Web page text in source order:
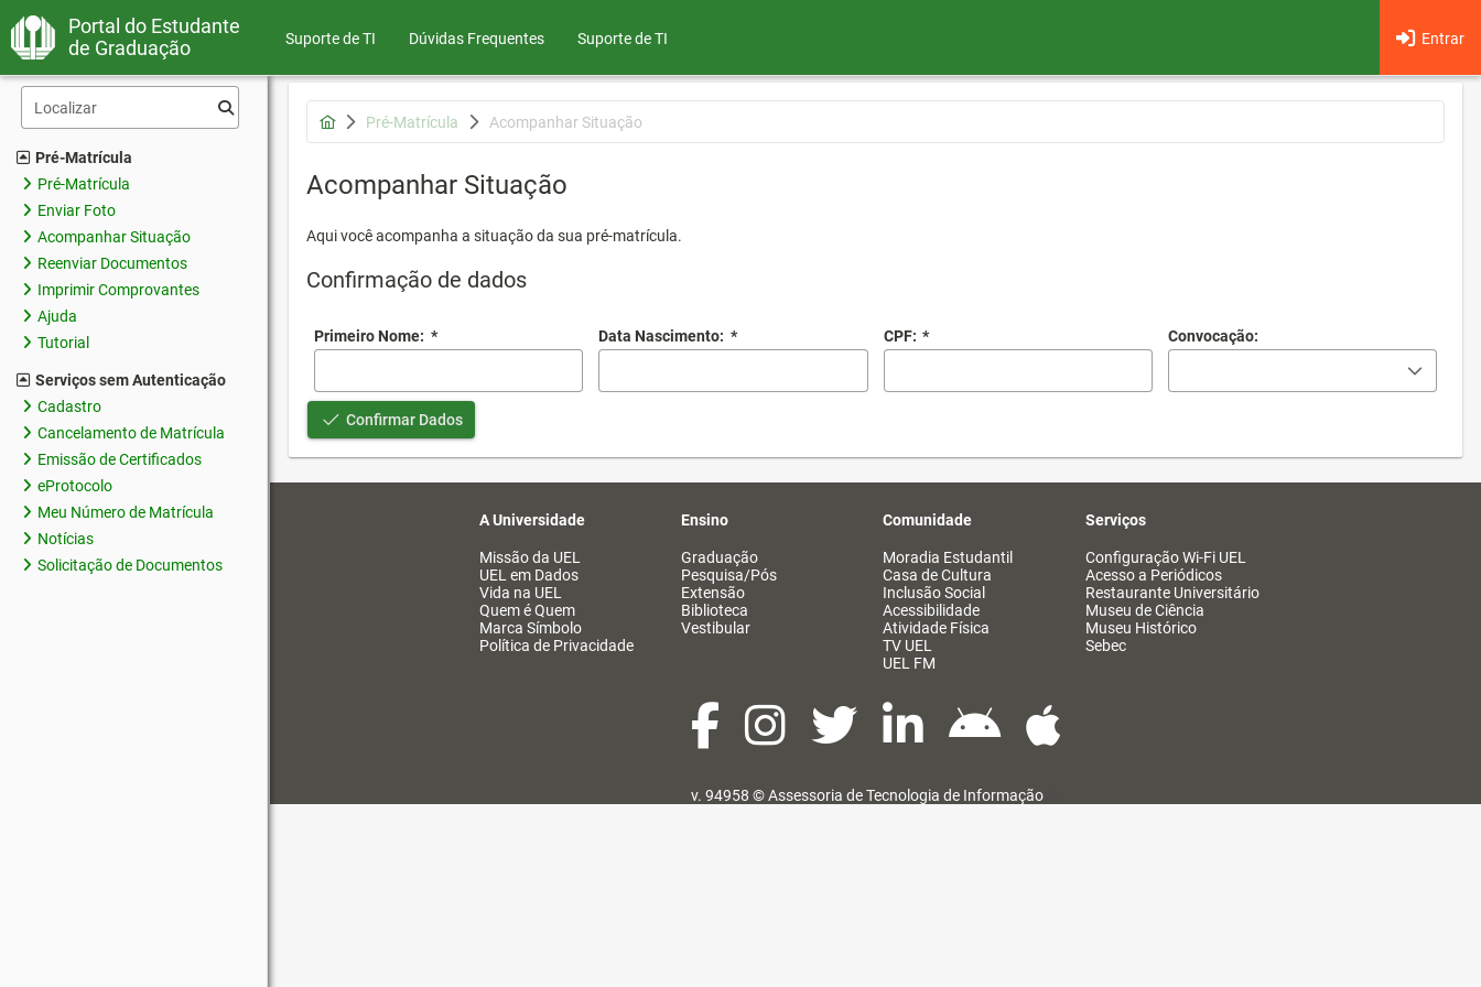
Portal do Estudante
de Graduação
Suporte de TI Dúvidas Frequentes Entrar
Suporte de TI
Pré-Matrícula
Pré-Matrícula
Enviar Foto
Acompanhar Situação
Reenviar Documentos
Imprimir Comprovantes
Ajuda
Tutorial
Serviços sem Autenticação
Cadastro
Cancelamento de Matrícula
Emissão de Certificados
eProtocolo
Meu Número de Matrícula
Notícias
Solicitação de Documentos
Pré-Matrícula Acompanhar Situação
Acompanhar Situação
Aqui você acompanha a situação da sua pré-matrícula.
Confirmação de dados
Primeiro Nome: * Data Nascimento: * CPF: * Convocação:
Confirmar Dados
A Universidade
Missão da UEL
UEL em Dados
Vida na UEL
Quem é Quem
Marca Símbolo
Política de Privacidade
Ensino
Graduação
Pesquisa/Pós
Extensão
Biblioteca
Vestibular
Comunidade
Moradia Estudantil
Casa de Cultura
Inclusão Social
Acessibilidade
Atividade Física
TV UEL
UEL FM
Serviços
Configuração Wi-Fi UEL
Acesso a Periódicos
Restaurante Universitário
Museu de Ciência
Museu Histórico
Sebec
v. 94958 ©Assessoria de Tecnologia de Informação